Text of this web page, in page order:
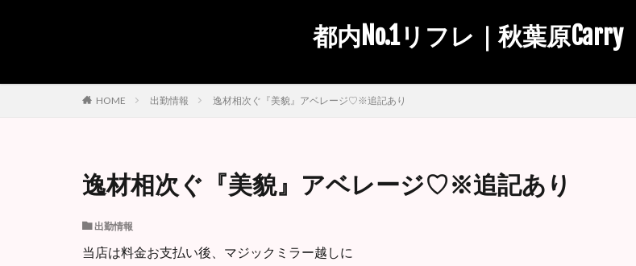
都内No.1リフレ｜秋葉原Carry
HOME 出勤情報 逸材相次ぐ『美貌』アベレージ♡※追記あり
逸材相次ぐ『美貌』アベレージ♡※追記あり
出勤情報
当店は料金お支払い後、マジックミラー越しに